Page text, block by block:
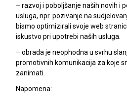
– razvoj i poboljšanje naših novih i
usluga, npr. pozivanje na
bismo optimizirali svoje web
iskustvo pri upotrebi naših usluga.
– obrada je neophodna u svrhu
promotivnih komunikacija za koje
zanimati.
Napomena: